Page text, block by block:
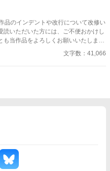
んな暴言を吐いてく
にいた。けれども彼が次に発した言
返してしまうのである。 「聞こえ
た私に暴言を吐いてきた。 「聞こ
、返事をしなかった？」 「返事を
のだけれども」 そんな私の疑
た様子で答えたのである。 「そん
！ お前が俺よりも優秀な人材を捕ま
指
いた。一瞬なんのことか分からなか
に溺愛されてます
品のインデントや改行について改修い
読いただいた方には、ご不便おかけし
も当作品をよろしくお願いいたしま
び、笑顔で見送り続けて七年。代理
れなかった献身が、ようやく「私自
文字数：41,066